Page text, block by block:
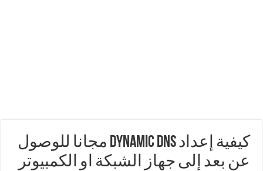
كيفية إعداد Dynamic DNS مجانا للوصول
عن بعد إلى جهاز الشبكة او الكمبيوتر